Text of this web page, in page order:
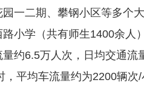
一二期、攀钢小区等多个
小学（共有师生1400余人
约6.5万人次，日均交通
，平均车流量约为2200辆